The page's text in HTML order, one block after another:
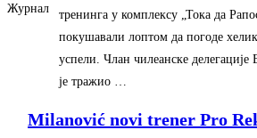
Журнал
тренинга у комплексу „Тока да
покушавали лоптом да погоде
успели. Члан чилеанске делегације
је тражио …
Milanović novi trener Pro